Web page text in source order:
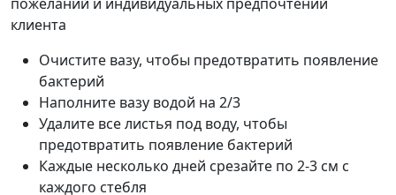
пожеланий и индивидуальных предпочтений
клиента
Очистите вазу, чтобы предотвратить появление
бактерий
Наполните вазу водой на 2/3
Удалите все листья под воду, чтобы
предотвратить появление бактерий
Каждые несколько дней срезайте по 2-3 см с
каждого стебля